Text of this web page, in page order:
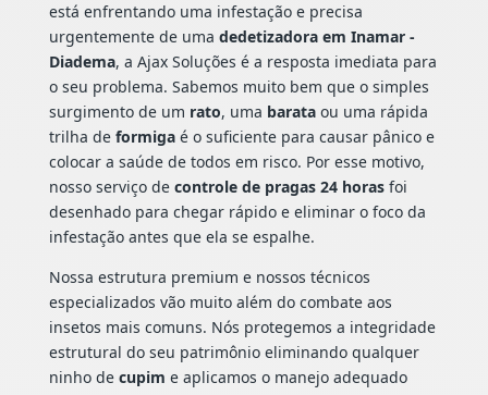
está enfrentando uma infestação e precisa
urgentemente de uma dedetizadora em Inamar -
Diadema, a Ajax Soluções é a resposta imediata para
o seu problema. Sabemos muito bem que o simples
surgimento de um rato, uma barataou uma rápida
trilha de formigaé o suficiente para causar pânico e
colocar a saúde de todos em risco. Por esse motivo,
nosso serviço de controle de pragas 24 horasfoi
desenhado para chegar rápido e eliminar o foco da
infestação antes que ela se espalhe.
Nossa estrutura premium e nossos técnicos
especializados vão muito além do combate aos
insetos mais comuns. Nós protegemos a integridade
estrutural do seu patrimônio eliminando qualquer
ninho de cupim e aplicamos o manejo adequado